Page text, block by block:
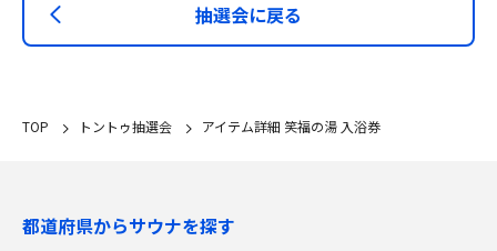
抽選会に戻る
TOP トントゥ抽選会 アイテム詳細 笑福の湯 入浴券
都道府県からサウナを探す